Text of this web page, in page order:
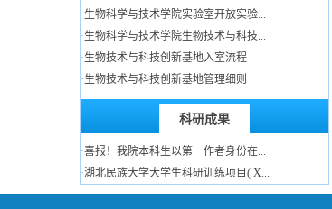
·生物科学与技术学院实验室开放实验...
·生物科学与技术学院生物技术与科技...
·生物技术与科技创新基地入室流程
·生物技术与科技创新基地管理细则
科研成果
·喜报！我院本科生以第一作者身份在...
·湖北民族大学大学生科研训练项目( X...